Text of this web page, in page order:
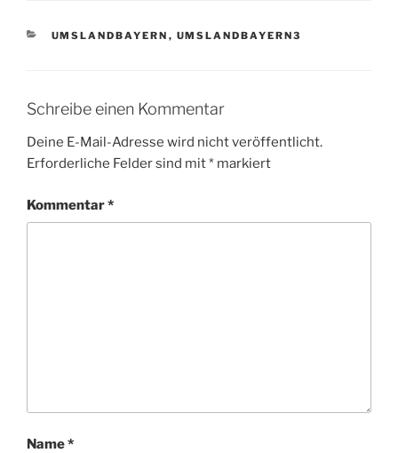
KATEGORIEN
UMSLANDBAYERN , UMSLANDBAYERN3
Schreibe einen Kommentar
Deine E-Mail-Adresse wird nicht veröffentlicht.
Erforderliche Felder sind mit* markiert
Kommentar*
Name*